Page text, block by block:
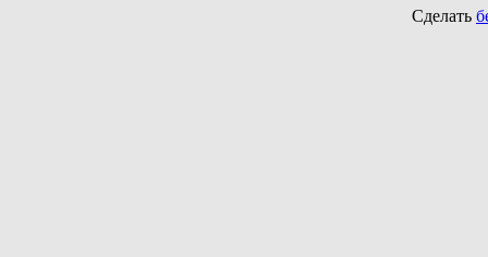
Сделать